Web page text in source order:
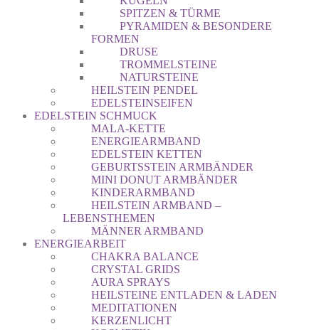
SPITZEN & TÜRME
PYRAMIDEN & BESONDERE
FORMEN
DRUSE
TROMMELSTEINE
NATURSTEINE
HEILSTEIN PENDEL
EDELSTEINSEIFEN
EDELSTEIN SCHMUCK
MALA-KETTE
ENERGIEARMBAND
EDELSTEIN KETTEN
GEBURTSSTEIN ARMBÄNDER
MINI DONUT ARMBÄNDER
KINDERARMBAND
HEILSTEIN ARMBAND –
LEBENSTHEMEN
MÄNNER ARMBAND
ENERGIEARBEIT
CHAKRA BALANCE
CRYSTAL GRIDS
AURA SPRAYS
HEILSTEINE ENTLADEN & LADEN
MEDITATIONEN
KERZENLICHT